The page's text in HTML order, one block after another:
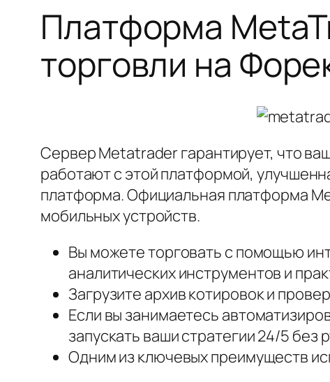
Платформа
торговли на
Сервер Metatrader гарантирует, что
работают с этой платформой,
платформа. Официальная платформа
мобильных устройств.
Вы можете торговать с помощью
аналитических инструментов и
Загрузите архив котировок и
Если вы занимаетесь
запускать ваши стратегии 24/5 без
Одним из ключевых преимуществ